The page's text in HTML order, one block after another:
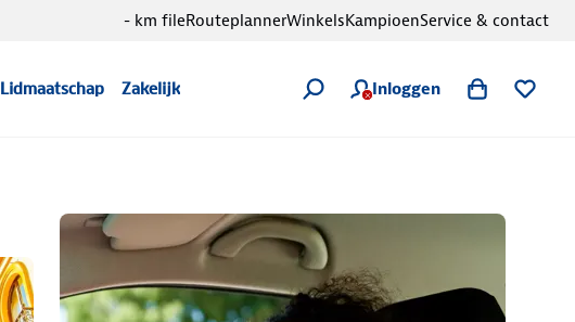
Lidmaatschap Zakelijk Inloggen
- km fileRouteplannerWinkelsKampioenService & contact